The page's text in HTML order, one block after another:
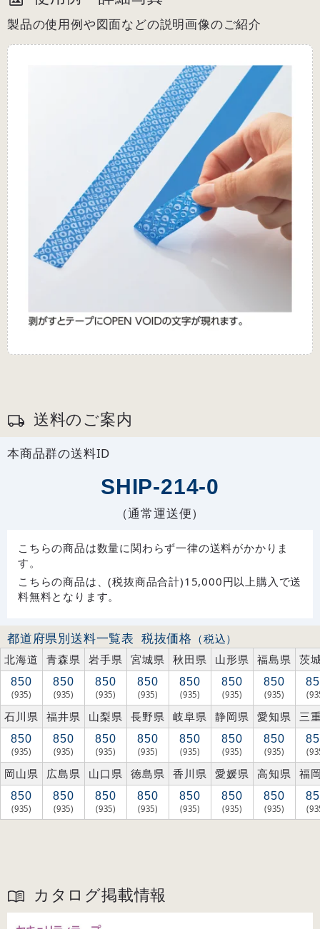
製品の使用例や図面などの説明画像のご紹介
送料のご案内
本商品群の送料ID
SHIP-214-0
（通常運送便）
こちらの商品は数量に関わらず一律の送料がかかりま
す。
こちらの商品は、(税抜商品合計)15,000円以上購入で送
料無料となります。
都道府県別送料一覧表 税抜価格 （税込）
北海道
青森県 岩手県 宮城県 秋田県 山形県 福島県 茨
850
(935)
850
(935)
850
(935)
850
(935)
850
(935)
850
(935)
850
(935)
石川県 福井県 山梨県 長野県 岐阜県 静岡県 愛知県 三
850
(935)
850
(935)
850
(935)
850
(935)
850
(935)
850
(935)
850
(935)
岡山県 広島県 山口県 徳島県 香川県 愛媛県 高知県 福
850
(935)
850
(935)
850
(935)
850
(935)
850
(935)
850
(935)
850
(935)
カタログ掲載情報